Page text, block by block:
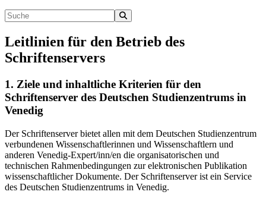
Leitlinien für den Betrieb des
Schriftenservers
1. Ziele und inhaltliche Kriterien für den
Schriftenserver des Deutschen Studienzentrums in
Venedig
Der Schriftenserver bietet allen mit dem Deutschen Studienzentrum
verbundenen Wissenschaftlerinnen und Wissenschaftlern und
anderen Venedig-Expert/inn/en die organisatorischen und
technischen Rahmenbedingungen zur elektronischen Publikation
wissenschaftlicher Dokumente. Der Schriftenserver ist ein Service
des Deutschen Studienzentrums in Venedig.